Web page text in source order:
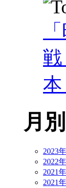
本
月
2023
2022
2021
2021